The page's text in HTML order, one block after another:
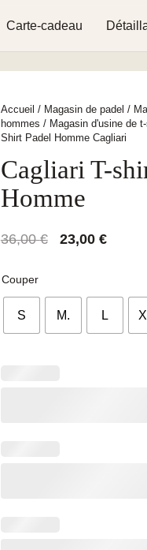
Carte-cadeau
Accueil / Magasin de padel /
hommes / Magasin d'usine de
Shirt Padel Homme Cagliari
Cagliari T-
Homme
36,00 €
Le
était :
36,00 €.
23,00 €Le
est :
23,00
Couper
S M. L